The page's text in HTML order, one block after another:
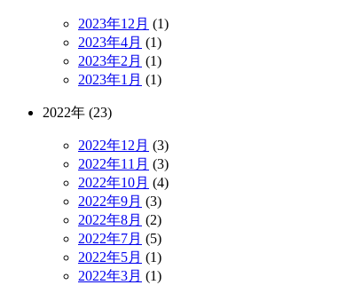
2023年12月 (1)
2023年4月 (1)
2023年2月 (1)
2023年1月 (1)
2022年 (23)
2022年12月 (3)
2022年11月 (3)
2022年10月 (4)
2022年9月 (3)
2022年8月 (2)
2022年7月 (5)
2022年5月 (1)
2022年3月 (1)